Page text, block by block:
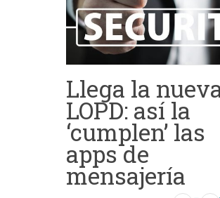
Llega la
LOPD: así la
‘cumplen’ las
apps de
mensajería